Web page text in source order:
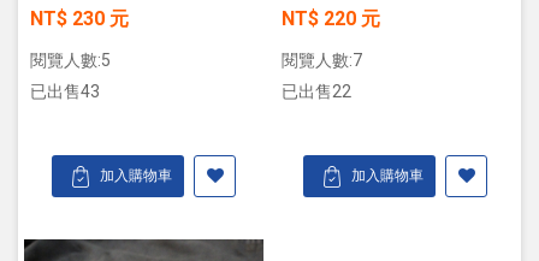
NT$ 230 元
閱覽人數:5
已出售43
加入購物車
NT$ 220 元
閱覽人數:7
已出售22
加入購物車